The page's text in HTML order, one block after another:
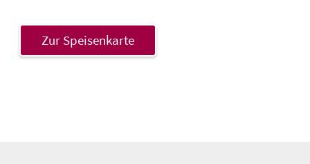
Zur Speisenkarte